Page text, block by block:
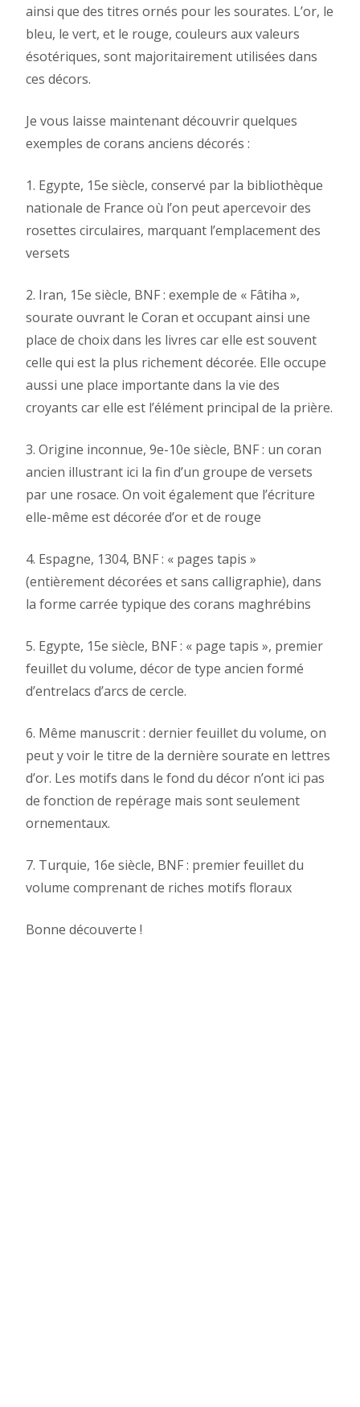
ainsi que des titres ornés pour les sourates. L’or, le
bleu, le vert, et le rouge, couleurs aux valeurs
ésotériques, sont majoritairement utilisées dans
ces décors.
Je vous laisse maintenant découvrir quelques
exemples de corans anciens décorés :
1. Egypte, 15e siècle, conservé par la bibliothèque
nationale de France où l’on peut apercevoir des
rosettes circulaires, marquant l’emplacement des
versets
2. Iran, 15e siècle, BNF : exemple de « Fâtiha »,
sourate ouvrant le Coran et occupant ainsi une
place de choix dans les livres car elle est souvent
celle qui est la plus richement décorée. Elle occupe
aussi une place importante dans la vie des
croyants car elle est l’élément principal de la prière.
3. Origine inconnue, 9e-10e siècle, BNF : un coran
ancien illustrant ici la fin d’un groupe de versets
par une rosace. On voit également que l’écriture
elle-même est décorée d’or et de rouge
4. Espagne, 1304, BNF : « pages tapis »
(entièrement décorées et sans calligraphie), dans
la forme carrée typique des corans maghrébins
5. Egypte, 15e siècle, BNF : « page tapis », premier
feuillet du volume, décor de type ancien formé
d’entrelacs d’arcs de cercle.
6. Même manuscrit : dernier feuillet du volume, on
peut y voir le titre de la dernière sourate en lettres
d’or. Les motifs dans le fond du décor n’ont ici pas
de fonction de repérage mais sont seulement
ornementaux.
7. Turquie, 16e siècle, BNF : premier feuillet du
volume comprenant de riches motifs floraux
Bonne découverte !